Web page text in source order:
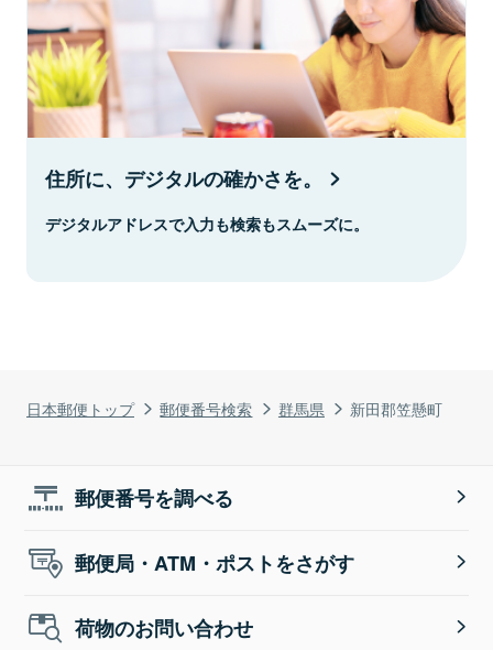
日本郵便トップ 郵便番号検索 群馬県 新田郡笠懸町
住所に、デジタルの確かさを。
デジタルアドレスで入力も検索もスムーズに。
郵便番号を調べる
郵便局・ATM・ポストをさがす
荷物のお問い合わせ